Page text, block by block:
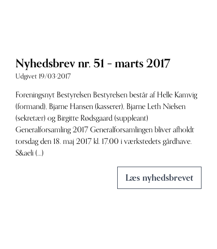
Nyhedsbrev nr. 51 – marts 2017
Udgivet 19/03-2017
Foreningsnyt Bestyrelsen Bestyrelsen består af Helle Kamvig
(formand), Bjarne Hansen (kasserer), Bjarne Leth Nielsen
(sekretær) og Birgitte Rødsgaard (suppleant)
Generalforsamling 2017 Generalforsamlingen bliver afholdt
torsdag den 18. maj 2017 kl. 17.00 i værkstedets gårdhave.
S&aeli (...)
Læs nyhedsbrevet